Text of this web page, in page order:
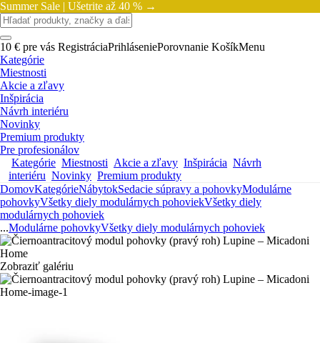
Summer Sale | Ušetrite až 40 % →
10 € pre vás RegistráciaPrihláseniePorovnanie KošíkMenu
Kategórie
Miestnosti
Akcie a zľavy
Inšpirácia
Návrh interiéru
Novinky
Premium produkty
Pre profesionálov
Kategórie Miestnosti Akcie a zľavy Inšpirácia Návrh
interiéru Novinky Premium produkty
DomovKategórieNábytokSedacie súpravy a pohovkyModulárne
pohovkyVšetky diely modulárnych pohoviekVšetky diely
modulárnych pohoviek
...Modulárne pohovkyVšetky diely modulárnych pohoviek
Zobraziť galériu